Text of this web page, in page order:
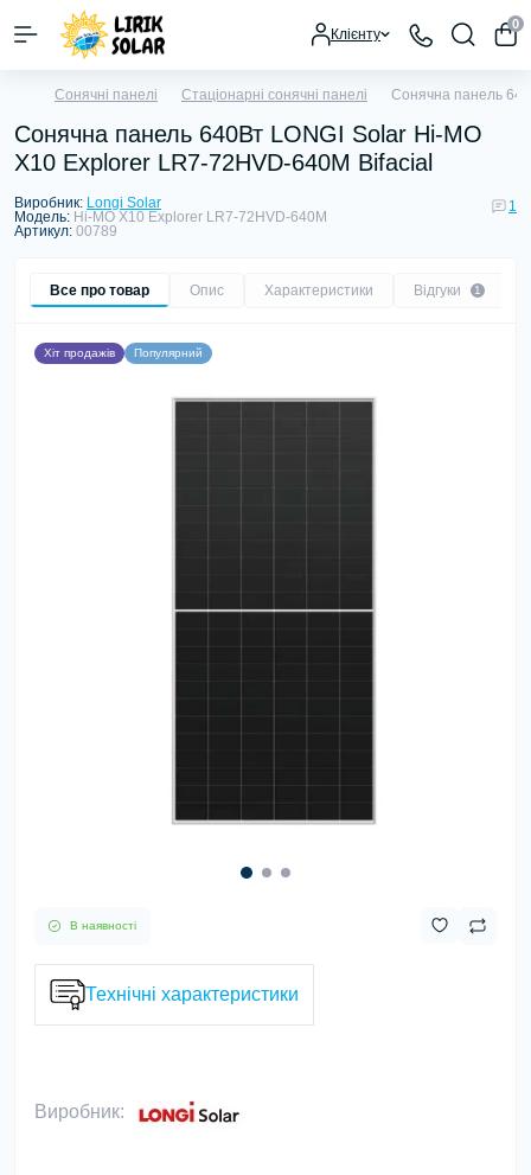
Клієнту
0
Сонячні панелі Стаціонарні сонячні панелі Сонячна панель
Сонячна панель 640Вт LONGI Solar Hi-MO
X10 Explorer LR7-72HVD-640M Bifacial
Виробник: Longi Solar
Модель: Hi-MO X10 Explorer LR7-72HVD-640M
Артикул: 00789
1
Все про товар Опис Характеристики Відгуки 1
Хіт продажів Популярний
В наявності
Технічні характеристики
Виробник: